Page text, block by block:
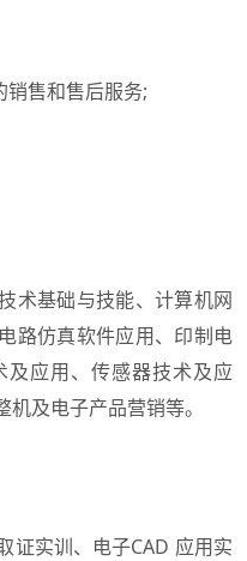
售和售后服务;
基础与技能、计算机网
路仿真软件应用、印制电
应用、传感器技术及应
及电子产品营销等。
实训、电子CAD 应用实